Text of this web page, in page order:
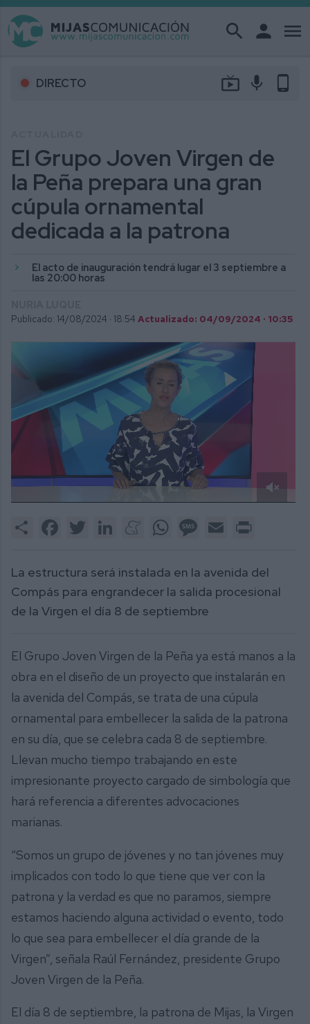
search person menu
DIRECTO live_tv mic phone_android
El Grupo Joven Virgen de
la Peña prepara una gran
cúpula ornamental
dedicada a la patrona
El acto de inauguración tendrá lugar el 3 septiembre a
las 20:00 horas
Publicado: 14/08/2024 · 18:54 Actualizado: 04/09/2024 · 10:35
2
Share FacebookTwitter LinkedInMeneameWhatsAppMessage
Email
La estructura será instalada en la avenida del
Compás para engrandecer la salida procesional
de la Virgen el día 8 de septiembre
El Grupo Joven Virgen de la Peña ya está manos a la
obra en el diseño de un proyecto que instalarán en
la avenida del Compás, se trata de una cúpula
ornamental para embellecer la salida de la patrona
en su día, que se celebra cada 8 de septiembre.
Llevan mucho tiempo trabajando en este
impresionante proyecto cargado de simbología que
hará referencia a diferentes advocaciones
marianas.
“Somos un grupo de jóvenes y no tan jóvenes muy
implicados con todo lo que tiene que ver con la
patrona y la verdad es que no paramos, siempre
estamos haciendo alguna actividad o evento, todo
lo que sea para embellecer el día grande de la
Virgen”, señala Raúl Fernández, presidente Grupo
Joven Virgen de la Peña.
El día 8 de septiembre, la patrona de Mijas, la Virgen